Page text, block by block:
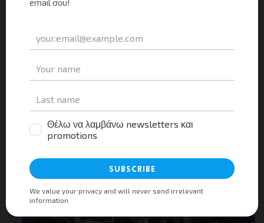
Μοιραστείτε